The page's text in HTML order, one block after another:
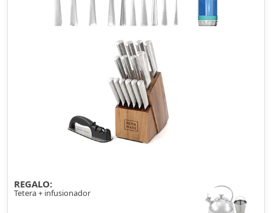
REGALO:
Tetera + infusionador